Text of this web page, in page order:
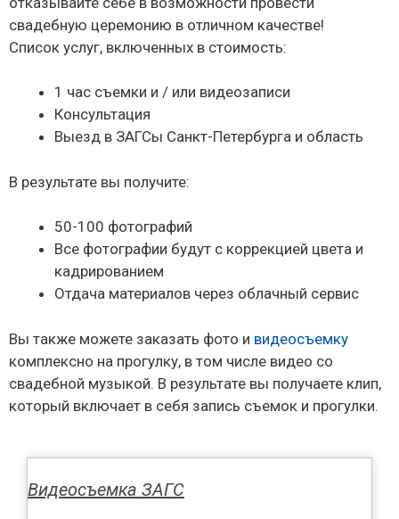
свадебную церемонию в отличном качестве!
Список услуг, включенных в стоимость:
1 час съемки и / или видеозаписи
Консультация
Выезд в ЗАГСы Санкт-Петербурга и область
В результате вы получите:
50-100 фотографий
Все фотографии будут с коррекцией цвета и
кадрированием
Отдача материалов через облачный сервис
Вы также можете заказать фото и видеосъемку
комплексно на прогулку, в том числе видео со
свадебной музыкой. В результате вы получаете клип,
который включает в себя запись съемок и прогулки.
Видеосъемка ЗАГС